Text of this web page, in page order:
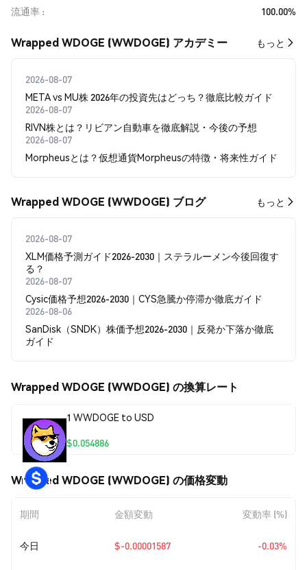
流通率 100.00%
Wrapped WDOGE (WWDOGE) アカデミー もっと
2026-08-07
META vs MU株 2026年の投資先はどっち？徹底比較ガイド
2026-08-07
RIVN株とは？リビアン自動車を徹底解説・今後の予想
2026-08-07
Morpheusとは？仮想通貨Morpheusの特徴・将来性ガイド
Wrapped WDOGE (WWDOGE) ブログ もっと
2026-08-07
XLM価格予測ガイド2026-2030｜ステラルーメン今後回復す
る？
2026-08-07
Cysic価格予想2026-2030｜CYS急騰か停滞か徹底ガイド
2026-08-06
SanDisk（SNDK）株価予想2026-2030｜反発か下落か徹底
ガイド
Wrapped WDOGE (WWDOGE) の換算レート
1 WWDOGE to USD
$0.054886
Wrapped WDOGE (WWDOGE) の価格変動
期間 金額変動 変動率 (%)
今日 $-0.00001587 -0.03%